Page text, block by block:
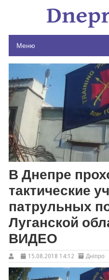
Меню
В Днепре
тактические
патрульных
Луганской
ВИДЕО
15.08.2018 14:12 Дніпро